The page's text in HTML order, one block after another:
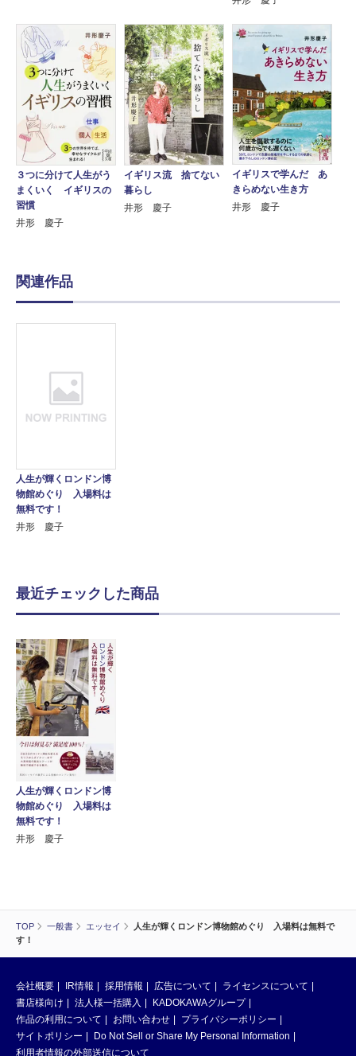
TOP 一般書 エッセイ
人生が輝くロンドン博物館めぐり 入場料は無料で
す！
３つに分けて人生がう
まくいく イギリスの
習慣
井形 慶子
イギリス流 捨てない
暮らし
井形 慶子
イギリスで学んだ あ
きらめない生き方
井形 慶子
関連作品
人生が輝くロンドン博
物館めぐり 入場料は
無料です！
井形 慶子
最近チェックした商品
人生が輝くロンドン博
物館めぐり 入場料は
無料です！
井形 慶子
会社概要 IR情報 採用情報 広告について
ライセンスについて
書店様向け
法人様一括購入
KADOKAWAグループ
作品の利用について
お問い合わせ
プライバシーポリシー
サイトポリシー
Do Not Sell or Share My Personal Information
利用者情報の外部送信について